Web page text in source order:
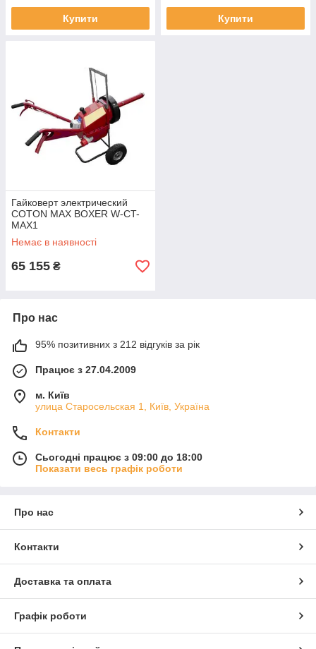
Купити Купити
Гайковерт электрический
COTON MAX BOXER W-CT-
MAX1
Немає в наявності
65 155 ₴
Про нас
95% позитивних з 212 відгуків за рік
Працює з 27.04.2009
м. Київ
улица Старосельская 1, Київ, Україна
Контакти
Сьогодні працює з 09:00 до 18:00
Показати весь графік роботи
Про нас
Контакти
Доставка та оплата
Графік роботи